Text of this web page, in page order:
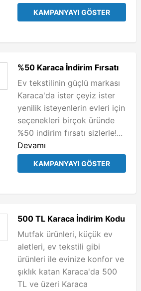
KAMPANYAYI GÖSTER
%50 Karaca İndirim Fırsatı
Ev tekstilinin güçlü markası
Karaca'da ister çeyiz ister
yenilik isteyenlerin evleri için
seçenekleri birçok üründe
%50 indirim fırsatı sizlerle!...
Devamı
KAMPANYAYI GÖSTER
500 TL Karaca İndirim Kodu
Mutfak ürünleri, küçük ev
aletleri, ev tekstili gibi
ürünleri ile evinize konfor ve
şıklık katan Karaca'da 500
TL ve üzeri Karaca